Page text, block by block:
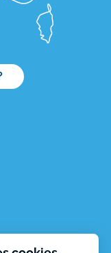
Prestations